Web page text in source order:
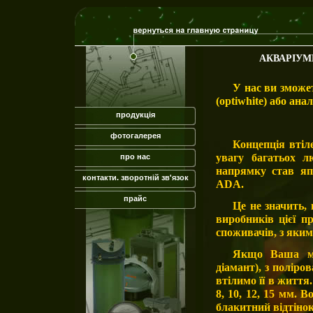
продукція
фотогалерея
про нас
контакти. зворотній зв'язок
прайс
У нас ви
(optiwhite) або
Концепція
увагу багатьох
напрямку став
ADA.
Це не значить,
виробників цієї
споживачів, з
Якщо Ваша
діамант), з
втілимо її в
8, 10, 12, 15 мм.
блакитний